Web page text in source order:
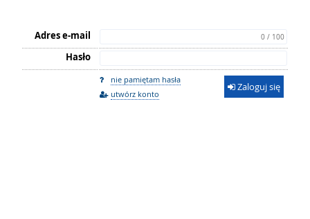
Adres e-mail 0 / 100
Hasło
nie pamiętam hasła
utwórz konto
Zaloguj się